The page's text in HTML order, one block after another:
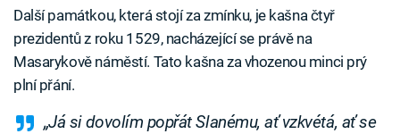
Další památkou, která stojí za zmínku, je kašna čtyř
prezidentů z roku 1529, nacházející se právě na
Masarykově náměstí. Tato kašna za vhozenou minci prý
plní přání.
„Já si dovolím popřát Slanému, ať vzkvétá, ať se